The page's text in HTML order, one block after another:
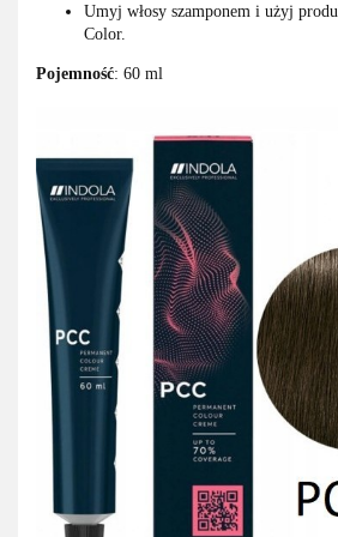
Umyj włosy szamponem i użyj
Color.
Pojemność: 60 ml